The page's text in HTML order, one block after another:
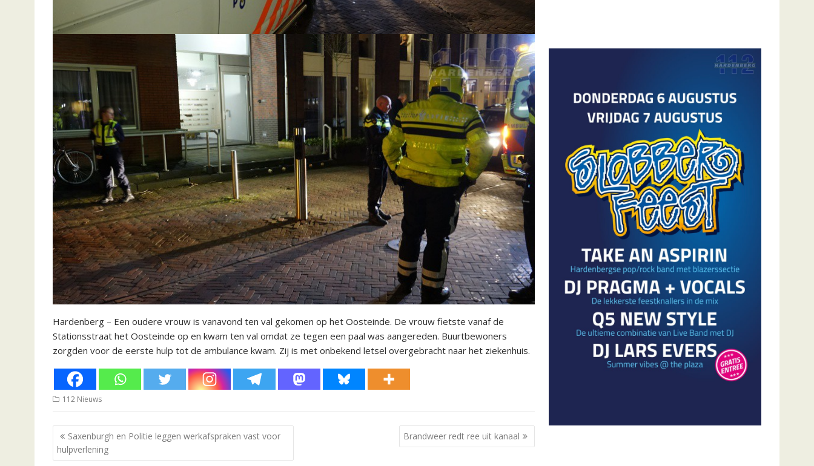
Hardenberg – Een oudere vrouw is vanavond ten val gekomen op het Oosteinde. De vrouw fietste vanaf de
Stationsstraat het Oosteinde op en kwam ten val omdat ze tegen een paal was aangereden. Buurtbewoners
zorgden voor de eerste hulp tot de ambulance kwam. Zij is met onbekend letsel overgebracht naar het ziekenhuis.
112 Nieuws
Bericht
navigatie
Saxenburgh en Politie leggen werkafspraken vast voor
hulpverlening
Brandweer redt ree uit kanaal